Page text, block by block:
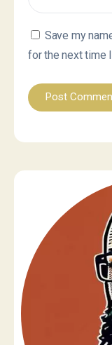
Save my
for the next time